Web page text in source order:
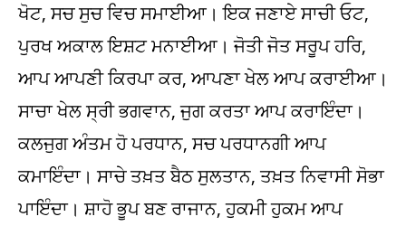
ਖੋਟ, ਸਚ ਸੁਚ ਵਿਚ ਸਮਾਈਆ। ਇਕ ਜਣਾਏ ਸਾਚੀ ਓਟ,
ਪੁਰਖ ਅਕਾਲ ਇਸ਼ਟ ਮਨਾਈਆ। ਜੋਤੀ ਜੋਤ ਸਰੂਪ ਹਰਿ,
ਆਪ ਆਪਣੀ ਕਿਰਪਾ ਕਰ, ਆਪਣਾ ਖੇਲ ਆਪ ਕਰਾਈਆ।
ਸਾਚਾ ਖੇਲ ਸ੍ਰੀ ਭਗਵਾਨ, ਜੁਗ ਕਰਤਾ ਆਪ ਕਰਾਇੰਦਾ।
ਕਲਜੁਗ ਅੰਤਮ ਹੋ ਪਰਧਾਨ, ਸਚ ਪਰਧਾਨਗੀ ਆਪ
ਕਮਾਇੰਦਾ। ਸਾਚੇ ਤਖ਼ਤ ਬੈਠ ਸੁਲਤਾਨ, ਤਖ਼ਤ ਨਿਵਾਸੀ ਸੋਭਾ
ਪਾਇੰਦਾ। ਸ਼ਾਹੋ ਭੂਪ ਬਣ ਰਾਜਾਨ, ਹੁਕਮੀ ਹੁਕਮ ਆਪ